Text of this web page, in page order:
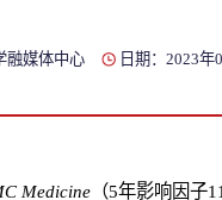
融媒体中心 日期：2023年
Medicine （5年影响因子